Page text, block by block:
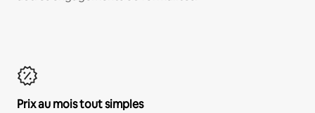
Prix au mois tout simples